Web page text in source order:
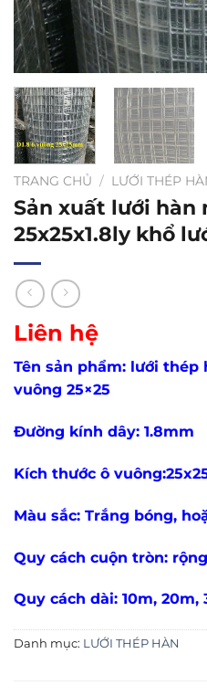
TRANG CHỦ / LƯỚI THÉP
Sản xuất lưới hàn
25x25x1.8ly khổ
Liên hệ
Tên sản phẩm: lưới thép
vuông 25×25
Đường kính dây: 1.8mm
Kích thước ô
Màu sắc: Trắng bóng,
Quy cách cuộn tròn: rộng
Quy cách dài: 10m, 20m,
Danh mục: LƯỚI THÉP HÀN